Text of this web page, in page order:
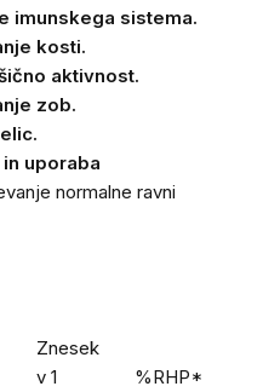
imunskega sistema.
kosti.
aktivnost.
zob.
uporaba
normalne ravni
Znesek
v 1
%RHP*